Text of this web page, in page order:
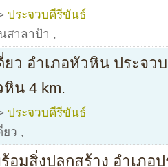
ประจวบคีรีขันธ์
สาลาป้า ,
ยว อำเภอหัวหิน ประจว
น 4 km.
ประจวบคีรีขันธ์
ยว ,
อมสิ่งปลูกสร้าง อำเภอ